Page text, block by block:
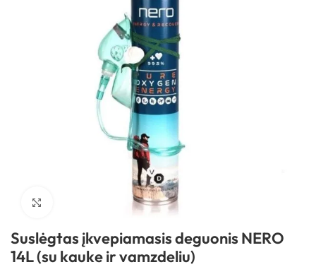
Spustelėkite, kad padidintumėte
Suslėgtas įkvepiamasis deguonis NERO
14L (su kauke ir vamzdeliu)